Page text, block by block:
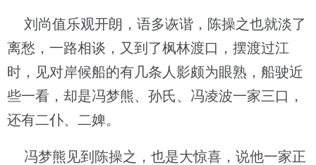
刘尚值乐观开朗，语多诙谐，陈操之也就淡了
离愁，一路相谈，又到了枫林渡口，摆渡过江
时，见对岸候船的有几条人影颇为眼熟，船驶近
些一看，却是冯梦熊、孙氏、冯凌波一家三口，
还有二仆、二婢。
冯梦熊见到陈操之，也是大惊喜，说他一家正